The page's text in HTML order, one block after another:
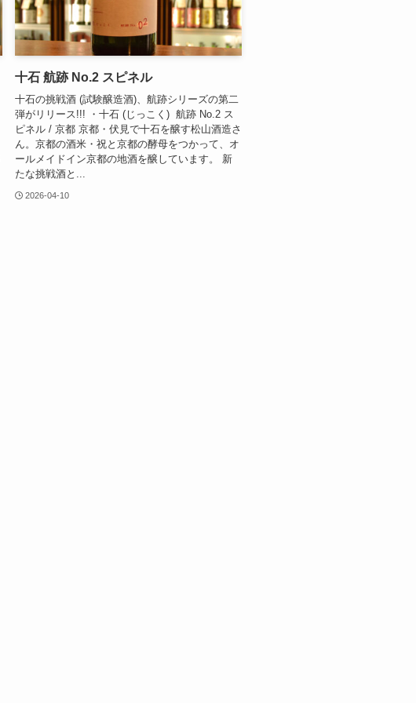
十石 航跡 No.2 スピネル
十石の挑戦酒 (試験醸造酒)、航跡シリーズの第二
弾がリリース!!! ・十石 (じっこく) 航跡 No.2 ス
ピネル / 京都 京都・伏見で十石を醸す松山酒造さ
ん。京都の酒米・祝と京都の酵母をつかって、オ
ールメイドイン京都の地酒を醸しています。 新
たな挑戦酒と...
2026-04-10